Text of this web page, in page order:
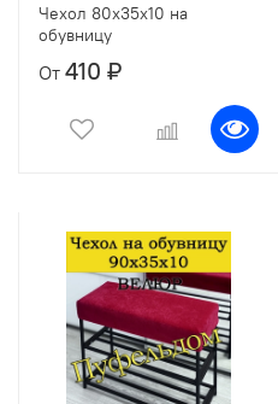
Чехол 80х35х10 на
обувницу
От 410 ₽